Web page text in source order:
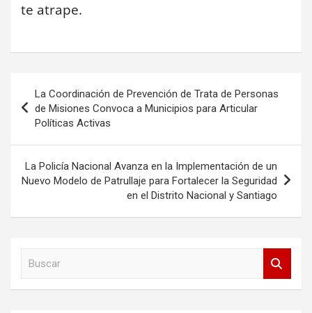
te atrape.
Navegación
de
entradas
La Coordinación de Prevención de Trata de Personas
de Misiones Convoca a Municipios para Articular
Políticas Activas
La Policía Nacional Avanza en la Implementación de un
Nuevo Modelo de Patrullaje para Fortalecer la Seguridad
en el Distrito Nacional y Santiago